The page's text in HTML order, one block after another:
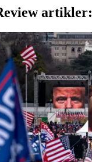
artikler: